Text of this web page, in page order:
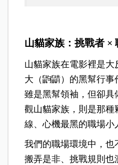
山貓家族：挑戰者 ×
山貓家族在電影裡是
大（鼩鼱）的黑幫行
雖是黑幫領袖，但卻具
觀山貓家族，則是那
線、心機最黑的職場小
我們的職場環境中，
搬弄是非、挑戰規則